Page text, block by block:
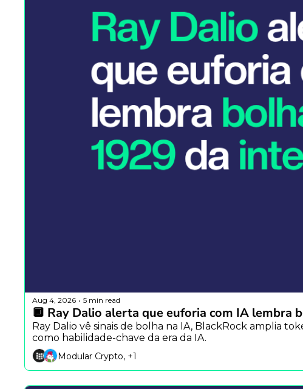
Aug 4, 2026 • 5 min read
🔲 Ray Dalio alerta que euforia com IA lembra
Ray Dalio vê sinais de bolha na IA, BlackRock amplia
como habilidade-chave da era da IA.
Modular Crypto, +1